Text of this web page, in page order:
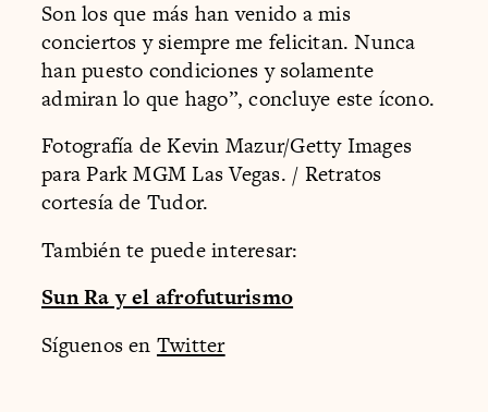
Son los que más han venido a mis
conciertos y siempre me felicitan. Nunca
han puesto condiciones y solamente
admiran lo que hago”, concluye este ícono.
Fotografía de Kevin Mazur/Getty Images
para Park MGM Las Vegas. / Retratos
cortesía de Tudor.
También te puede interesar:
Sun Ra y el afrofuturismo
Síguenos en Twitter